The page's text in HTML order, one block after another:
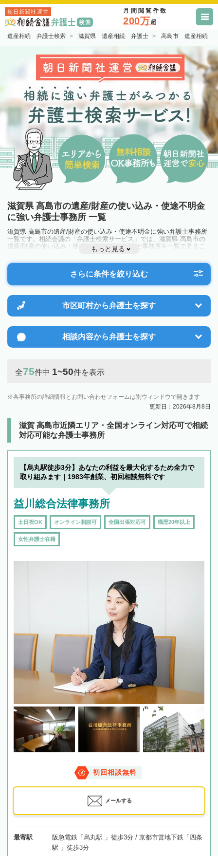
朝日新聞社運営 月間閲覧件数
200万超
遺産相続 弁護士検索 滋賀県 遺産相続 弁護士 高島市 遺産相続
滋賀県 高島市の遺産/財産の使い込み・使途不明金
に強い弁護士事務所 一覧
滋賀県 高島市の遺産/財産の使い込み・使途不明金に強い弁護士事務所
一覧です。相続会議の「弁護士検索サービス」では、滋賀県 高島市の
遺産/財産の使い込み・使途不明金に強い弁護士事務所を一覧で見るこ
とが出来ます。相続のトラブルやお悩みを抱えている方は一度近隣の弁
護士に相談してみましょう。
もっと見る
さらに条件を絞り込む
市区町村から弁護士を探す
相談内容から弁護士を探す
全75件中 1~50件を表示
各事務所の詳細情報とお問い合わせフォームは別ウィンドウで開きます
更新日：2026年8月8日
滋賀 高島市近隣エリア・全国オンライン対応可で相続
対応可能な弁護士事務所
【烏丸駅徒歩3分】あなたの利益を最大化するため全力で
取り組みます｜1983年創業、初回相談無料です
益川総合法律事務所
土日祝OK オンライン相談可 全国出張対応可 職歴20年以上
女性弁護士在籍
初回相談無料
メールする
最寄駅
阪急電鉄「烏丸駅 」徒歩3分 / 京都市営地下鉄「四条
駅 」徒歩3分